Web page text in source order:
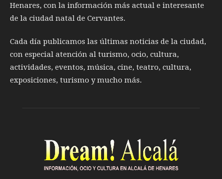
Henares, con la información más actual e interesante
de la ciudad natal de Cervantes.
Cada día publicamos las últimas noticias de la ciudad,
con especial atención al turismo, ocio, cultura,
actividades, eventos, música, cine, teatro, cultura,
exposiciones, turismo y mucho más.